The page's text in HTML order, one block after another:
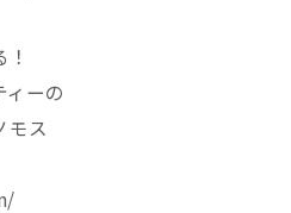
ィーの
モス